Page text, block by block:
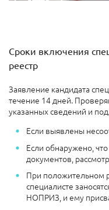
Сроки включения
реестр
Заявление кандидата
течение 14 дней.
указанных сведений и
Если выявлены
Если обнаружено,
документов,
При положительном
специалисте
НОПРИЗ, и ему